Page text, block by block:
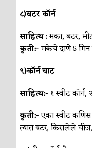
८)बटर कॉर्न
साहित्य :मका, बटर,
कृती:-मकेचे दाणे 5 मिन
९)कॉर्न चाट
साहित्य:- १ स्वीट
कृती:-एका स्वीट
त्यात बटर, किसलेले